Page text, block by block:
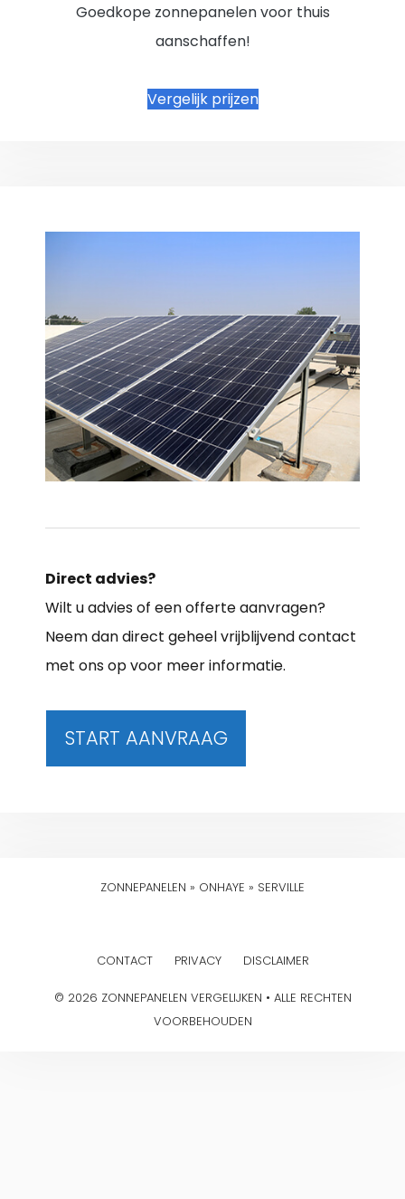
Goedkope zonnepanelen voor thuis
aanschaffen!
Vergelijk prijzen
Direct advies?
Wilt u advies of een offerte aanvragen?
Neem dan direct geheel vrijblijvend contact
met ons op voor meer informatie.
START AANVRAAG
ZONNEPANELEN » ONHAYE » SERVILLE
CONTACT PRIVACY DISCLAIMER
© 2026 ZONNEPANELEN VERGELIJKEN • ALLE RECHTEN
VOORBEHOUDEN